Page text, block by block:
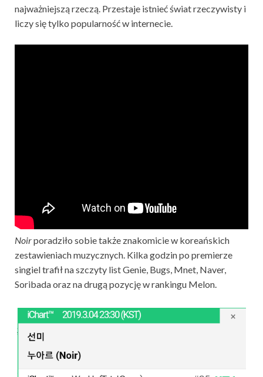
najważniejszą rzeczą. Przestaje istnieć świat rzeczywisty i
liczy się tylko popularność w internecie.
Noirporadziło sobie także znakomicie w koreańskich
zestawieniach muzycznych. Kilka godzin po premierze
singiel trafił na szczyty list Genie, Bugs, Mnet, Naver,
Soribada oraz na drugą pozycję w rankingu Melon.